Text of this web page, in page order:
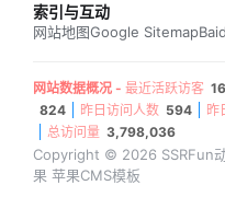
索引与互动
网站地图Google Sitemap
网站数据概况 - 最近活跃访客 16
824
昨日访问人数 594 昨
总访问量 3,798,036
Copyright © 2026 SSRFun
果 苹果CMS模板